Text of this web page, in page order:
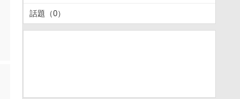
話題（0）